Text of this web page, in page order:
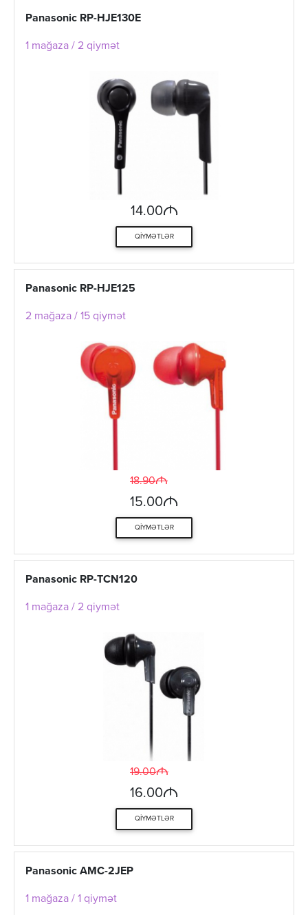
Panasonic RP-HJE130E
1 mağaza / 2 qiymət
14.00M
QIYMƏTLƏR
Panasonic RP-HJE125
2 mağaza / 15 qiymət
18.90M
15.00M
QIYMƏTLƏR
Panasonic RP-TCN120
1 mağaza / 2 qiymət
19.00M
16.00M
QIYMƏTLƏR
Panasonic AMC-2JEP
1 mağaza / 1 qiymət